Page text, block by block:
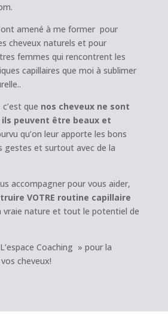
amené à me former pour
cheveux naturels et pour
femmes qui rencontrent les
capillaires que moi à sublimer
que nos cheveux ne sont
peuvent être beaux et
qu’on leur apporte les bons
gestes et surtout avec de la
accompagner pour vous aider,
VOTRE routine capillaire
vraie nature et tout le potentiel de
Coaching » pour la
cheveux!